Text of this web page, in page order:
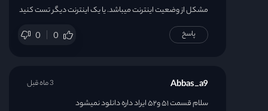
قسمت 49
قسمت 50
قسمت 52
مشکل از وضعیت اینترنت میباشد. یا یک اینترنت دیگر تست کنید
0 0 پاسخ
Abbas_a9
سلام قسمت ۵۱ و۵۲ ایراد داره دانلود نمیشود
3 ماه قبل